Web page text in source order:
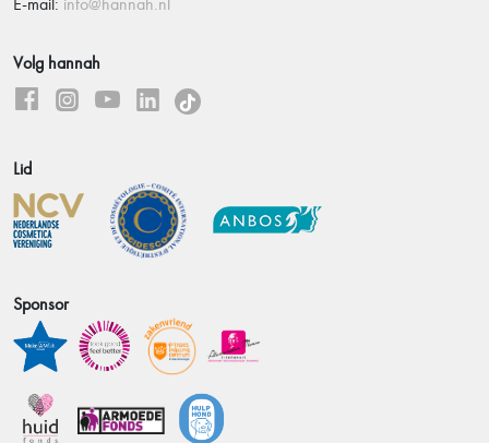
Volg hannah
Lid
Sponsor